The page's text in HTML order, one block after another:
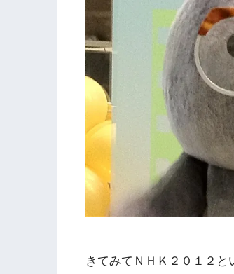
きてみてＮＨＫ２０１２と